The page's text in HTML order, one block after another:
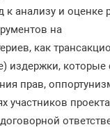
к анализу и оценке
на
, как
) издержки, которые
прав,
участников проекта
договорной